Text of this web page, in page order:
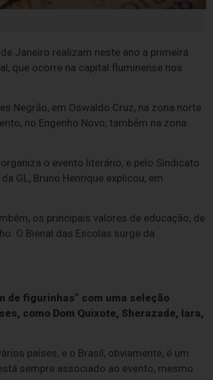
Janeiro realizam neste ano a primeira
que ocorre na capital fluminense nos
Negrão, em Oswaldo Cruz, na zona norte
no Engenho Novo, também na zona
o evento literário, e pelo Sindicato
GL, Bruno Henrique explicou, em
os principais valores de educação, de
O Bienal das Escolas surge da
de figurinhas” com uma seleção
como Dom Quixote, Sherazade, Iara,
países, e o Brasil, obviamente, é um
sempre associado ao evento, mesmo